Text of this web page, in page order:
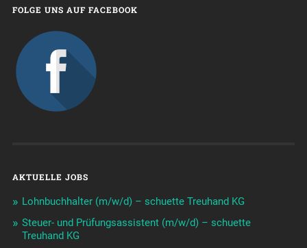
FOLGE UNS AUF FACEBOOK
AKTUELLE JOBS
Lohnbuchhalter (m/w/d) – schuette Treuhand KG
Steuer- und Prüfungsassistent (m/w/d) – schuette
Treuhand KG